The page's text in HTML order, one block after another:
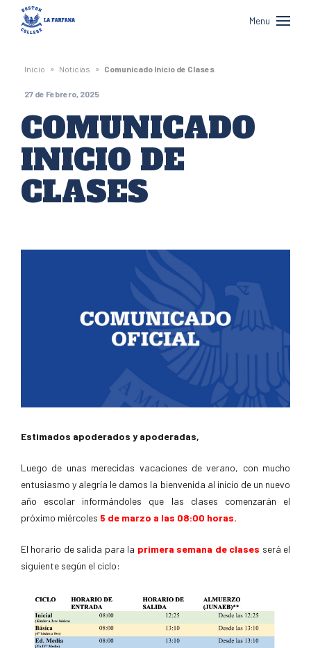
Boston
College
La
Farfana
Menu
Inicio » Noticias » Comunicado Inicio de Clases
27 de Febrero, 2025
COMUNICADO
INICIO DE
CLASES
Estimados apoderados y apoderadas,
Luego de unas merecidas vacaciones de verano, con mucho
entusiasmo y alegría le damos la bienvenida al inicio de un nuevo
año escolar informándoles que las clases comenzarán el
próximo miércoles 5 de marzo a las 08:00 horas.
El horario de salida para la primera semana de clases será el
siguiente según el ciclo: